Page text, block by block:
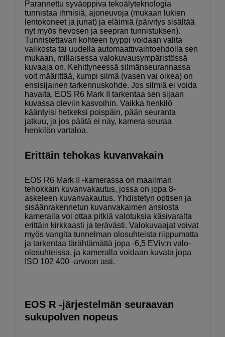
Parannettu syväoppiva tekoälyteknologia
tunnistaa ihmisiä, ajoneuvoja (mukaan lukien
lentokoneet ja junat) ja eläimiä (päivitys sisältää
nyt myös hevosen ja seepran tunnistuksen).
Tunnistettavan kohteen tyyppi voidaan valita
valikosta tai uudella automaattivaihtoehdolla sen
mukaan, millaisessa valokuvausympäristössä
kuvaaja on. Kehittyneessä silmänseurannassa
voit määrittää, kumpi silmä (vasen vai oikea) on
ensisijainen tarkennuskohde. Jos silmiä ei voida
havaita, EOS R6 Mark II tarkentaa sen sijaan
kuvassa oleviin kasvoihin. Vaikka henkilö
kääntyisi hetkeksi poispäin, pään seuranta
jatkuu, ja jos päätä ei näy, kamera seuraa
henkilön vartaloa.
Erittäin tehokas kuvanvakain
EOS R6 Mark II -kamerassa on maailman
tehokkain kuvanvakautus, jossa on jopa 8-
askeleen kuvanvakautus. Yhdistetyn optisen ja
sisäänrakennetun kuvanvakaimen ansiosta
kameralla voi ottaa pitkiä valotuksia käsivaralta
erittäin kirkkaasti ja terävästi. Valokuvaajat voivat
myös vangita tunnelman olosuhteista riippumatta
ja tarkentaa tärähtämättä jopa -6,5 EViv:n valo-
olosuhteissa, ja kameralla voidaan kuvata jopa
ISO 102 400 -arvoon asti.
EOS R -järjestelmän seuraavan
sukupolven nopeus